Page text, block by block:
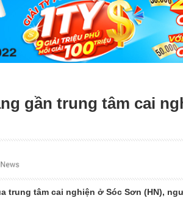
gần trung tâm cai
trung tâm cai nghiện ở Sóc Sơn (HN),